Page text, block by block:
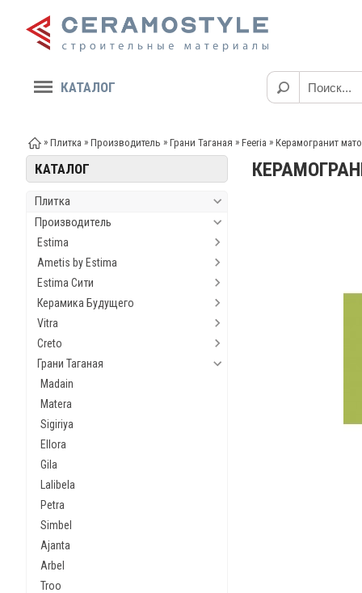
КАТАЛОГ
» Плитка » Производитель » Грани Таганая » Feeria » Керамогранит
КАТАЛОГ
Плитка
Производитель
Estima
Ametis by Estima
Estima Сити
Керамика Будущего
Vitra
Creto
Грани Таганая
Madain
Matera
Sigiriya
Ellora
Gila
Lalibela
Petra
Simbel
Ajanta
Arbel
Troo